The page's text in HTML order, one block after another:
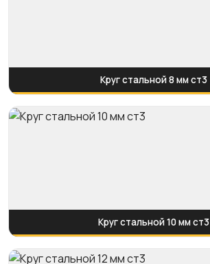
Круг стальной 8 мм ст3
Круг стальной 10 мм ст3